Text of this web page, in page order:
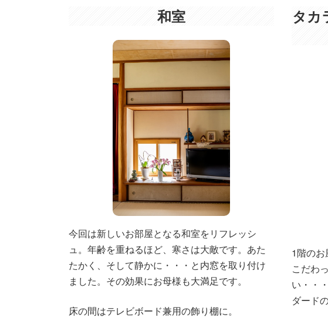
和室
今回は新しいお部屋となる和室をリフレッシ
ュ。年齢を重ねるほど、寒さは大敵です。あた
たかく、そして静かに・・・と内窓を取り付け
ました。その効果にお母様も大満足です。
床の間はテレビボード兼用の飾り棚に。
タカ
1階の
こだわ
い・・
ダード